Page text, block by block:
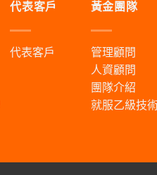
代表客戶
代表客戶
黃金團隊
管理顧問
人資顧問
團隊介紹
就服乙級技